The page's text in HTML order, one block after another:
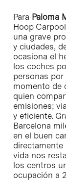
Para Paloma
Hoop
una grave
y ciudades,
ocasiona el
los coches
personas por
momento de
quien
emisiones;
y eficiente.
Barcelona
en el buen
vida nos
los centros
ocupación a